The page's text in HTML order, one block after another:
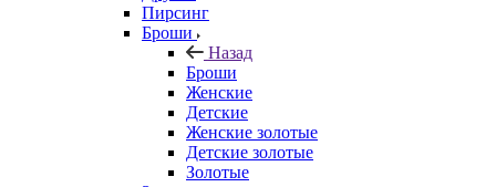
Пирсинг
Броши
Назад
Броши
Женские
Детские
Женские золотые
Детские золотые
Золотые